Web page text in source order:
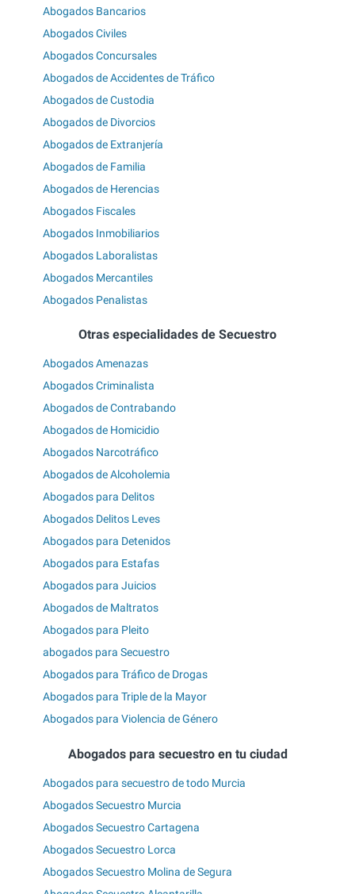
Abogados Bancarios
Abogados Civiles
Abogados Concursales
Abogados de Accidentes de Tráfico
Abogados de Custodia
Abogados de Divorcios
Abogados de Extranjería
Abogados de Familia
Abogados de Herencias
Abogados Fiscales
Abogados Inmobiliarios
Abogados Laboralistas
Abogados Mercantiles
Abogados Penalistas
Otras especialidades de Secuestro
Abogados Amenazas
Abogados Criminalista
Abogados de Contrabando
Abogados de Homicidio
Abogados Narcotráfico
Abogados de Alcoholemia
Abogados para Delitos
Abogados Delitos Leves
Abogados para Detenidos
Abogados para Estafas
Abogados para Juicios
Abogados de Maltratos
Abogados para Pleito
abogados para Secuestro
Abogados para Tráfico de Drogas
Abogados para Triple de la Mayor
Abogados para Violencia de Género
Abogados para secuestro en tu ciudad
Abogados para secuestro de todo Murcia
Abogados Secuestro Murcia
Abogados Secuestro Cartagena
Abogados Secuestro Lorca
Abogados Secuestro Molina de Segura